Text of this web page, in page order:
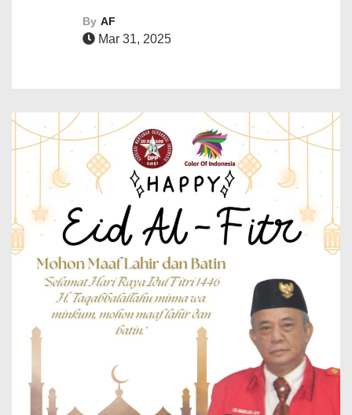
By AF
Mar 31, 2025